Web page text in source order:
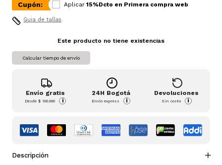
Cupón: Aplicar 15%Dcto en Primera compra web
Guia de tallas
Este producto no tiene existencias
Calcular tiempo de envío
Envío gratis
Desde$ 100.000 i
24H Bogotá
Envío express i
Devoluciones
Sin costo i
Descripción